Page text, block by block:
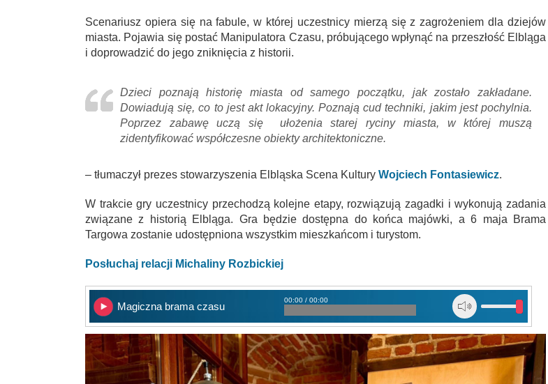
Scenariusz opiera się na fabule, w której uczestnicy mierzą się z zagrożeniem dla dziejów
miasta. Pojawia się postać Manipulatora Czasu, próbującego wpłynąć na przeszłość Elbląga
i doprowadzić do jego zniknięcia z historii.
Dzieci poznają historię miasta od samego początku, jak zostało zakładane.
Dowiadują się, co to jest akt lokacyjny. Poznają cud techniki, jakim jest pochylnia.
Poprzez zabawę uczą się ułożenia starej ryciny miasta, w której muszą
zidentyfikować współczesne obiekty architektoniczne.
– tłumaczył prezes stowarzyszenia Elbląska Scena Kultury Wojciech Fontasiewicz.
W trakcie gry uczestnicy przechodzą kolejne etapy, rozwiązują zagadki i wykonują zadania
związane z historią Elbląga. Gra będzie dostępna do końca majówki, a 6 maja Brama
Targowa zostanie udostępniona wszystkim mieszkańcom i turystom.
Posłuchaj relacji Michaliny Rozbickiej
Magiczna brama czasu
00:00 / 00:00